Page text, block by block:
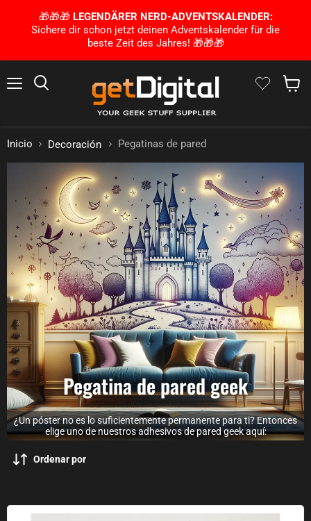
🎁🎁🎁 LEGENDÄRER NERD-ADVENTSKALENDER:
Sichere dir schon jetzt deinen Adventskalender für die
beste Zeit des Jahres! 🎁🎁🎁
Inicio Decoración Pegatinas de pared
Pegatina de pared geek
¿Un póster no es lo suficientemente permanente para ti? Entonces
elige uno de nuestros adhesivos de pared geek aquí:
Ordenar por